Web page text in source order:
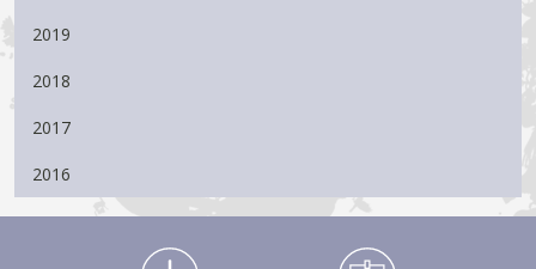
2019
2018
2017
2016
Médiathèque Footer